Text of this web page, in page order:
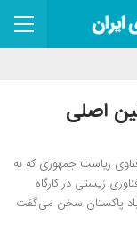
اصلی
ریاست جمهوری که به
زیستی در کارگاه
آباد پاکستان سخن می‌گفت